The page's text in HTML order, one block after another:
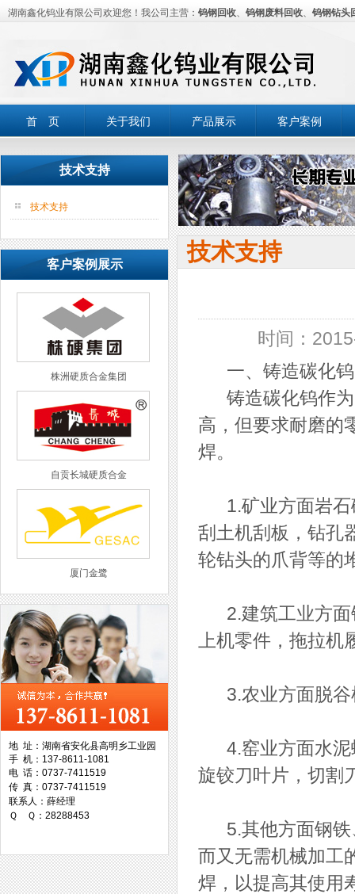
湖南鑫化钨业有限公司欢迎您！我公司主营： 钨钢回收、 钨钢废料回收、 钨钢钻头
首 页 关于我们 产品展示 客户案例
技术支持
技术支持
客户案例展示
株洲硬质合金集团
自贡长城硬质合金
厦门金鹭
西工集团
台湾协威机械
台湾万事达切削科技
地 址：湖南省安化县高明乡工业园
手 机：137-8611-1081
电 话：0737-7411519
传 真：0737-7411519
联系人：薛经理
Ｑ Ｑ：28288453
技术支持
时间：
一、铸造碳化钨
铸造碳化钨作为
高，但要求耐磨的
焊。
1.矿业方面岩石
刮土机刮板，钻孔
轮钻头的爪背等的
2.建筑工业方面
上机零件，拖拉机
3.农业方面脱谷
4.窑业方面水泥
旋铰刀叶片，切割
5.其他方面钢铁
而又无需机械加工
焊，以提高其使用